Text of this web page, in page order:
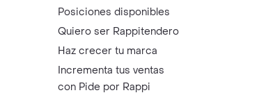
Posiciones disponibles
Quiero ser Rappitendero
Haz crecer tu marca
Incrementa tus ventas
con Pide por Rappi